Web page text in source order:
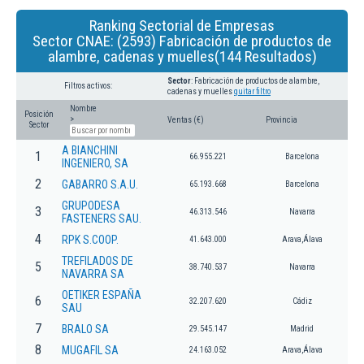
Ranking Sectorial de Empresas
Sector CNAE: (2593) Fabricación de productos de
alambre, cadenas y muelles(144 Resultados)
Filtros activos:
Sector: Fabricación de productos de alambre,
cadenas y muellesquitar filtro
Posición
Sector
Nombre
>
Ventas (€) Provincia
1
A BIANCHINI
INGENIERO, SA
66.955.221 Barcelona
2 GABARRO S.A.U. 65.193.668 Barcelona
3
GRUPODESA
FASTENERS SAU.
46.313.546 Navarra
4 RPK S.COOP. 41.643.000 Arava,Álava
5
TREFILADOS DE
NAVARRA SA
38.740.537 Navarra
6
OETIKER ESPAÑA
SAU
32.207.620 Cádiz
7 BRALO SA 29.545.147 Madrid
8 MUGAFIL SA 24.163.052 Arava,Álava